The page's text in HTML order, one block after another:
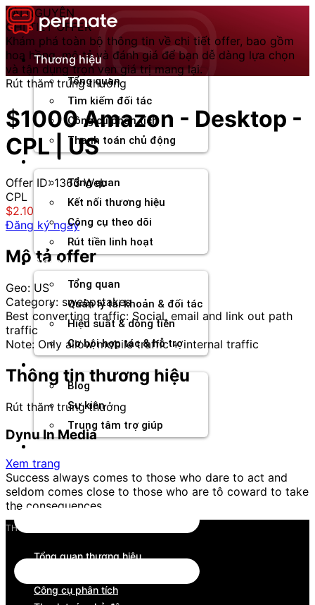
Chuyển
đến
nội
dungThương hiệu
Tổng quan
Tìm kiếm đối tác
Công cụ phân tích
Thanh toán chủ động
Đối tác
Tổng quan
Kết nối thương hiệu
Công cụ theo dõi
Rút tiền linh hoạt
Agency
Tổng quan
Quản lý tài khoản & đối tác
Hiệu suất & dòng tiền
Cơ hội hợp tác & hỗ trợ
Blog
Sự kiện
Trung tâm trợ giúp
TÀI NGUYÊN
CHI TIẾT OFFER
Khám phá toàn bộ thông tin về chi tiết offer, bao gồm
hoa hồng, mô tả và đánh giá để bạn dễ dàng lựa chọn
và tận dụng trọn vẹn giá trị mang lại.
Rút thăm trúng thưởng
$1000 Amazon - Desktop -
CPL | US
Offer ID: 1363 Web
CPL
$2.10
Đăng ký ngay
Mô tả offer
Geo: US
Category: sweepstakes
Best converting traffic: Social, email and link out path
traffic
Note: Only allow mobile traffic + internal traffic
Thông tin thương hiệu
Rút thăm trúng thưởng
Dynu In Media
Xem trang
Success always comes to those who dare to act and
seldom comes close to those who are tô coward to take
the consequences.
THƯƠNG HIỆU
Tổng quan thương hiệu
Công cụ phân tích